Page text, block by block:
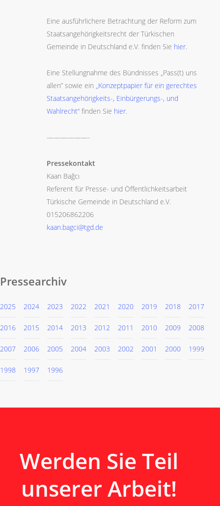
Eine ausführlichere Betrachtung der Reform zum
Staatsangehörigkeitsrecht der Türkischen
Gemeinde in Deutschland e.V. finden Sie hier.
Eine Stellungnahme des Bündnisses „Pass(t) uns
allen” sowie ein „Konzeptpapier für ein gerechtes
Staatsangehörigkeits-, Einbürgerungs-, und
Wahlrecht“ finden Sie hier.
——————-
Pressekontakt
Kaan Bağcı
Referent für Presse- und Öffentlichkeitsarbeit
Türkische Gemeinde in Deutschland e.V.
015206862206
kaan.bagci@tgd.de
Pressearchiv
2025 2024 2023 2022 2021 2020 2019 2018 2017
2016 2015 2014 2013 2012 2011 2010 2009 2008
2007 2006 2005 2004 2003 2002 2001 2000 1999
1998 1997 1996
Werden Sie Teil
unserer Arbeit!